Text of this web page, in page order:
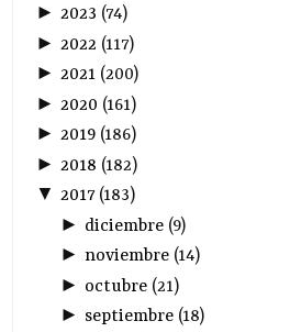
►2023 (74)
► 2022 (117)
►2021 (200)
► 2020 (161)
►2019 (186)
► 2018 (182)
▼2017(183)
► diciembre(9)
► noviembre(14)
► octubre(21)
► septiembre(18)